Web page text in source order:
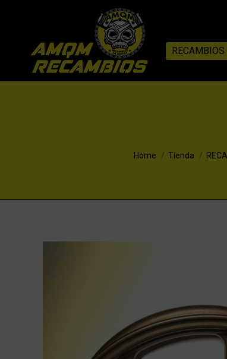
You are here:
Home Tienda